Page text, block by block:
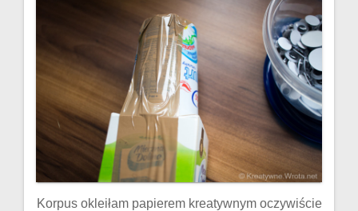
Korpus okleiłam papierem kreatywnym oczywiście